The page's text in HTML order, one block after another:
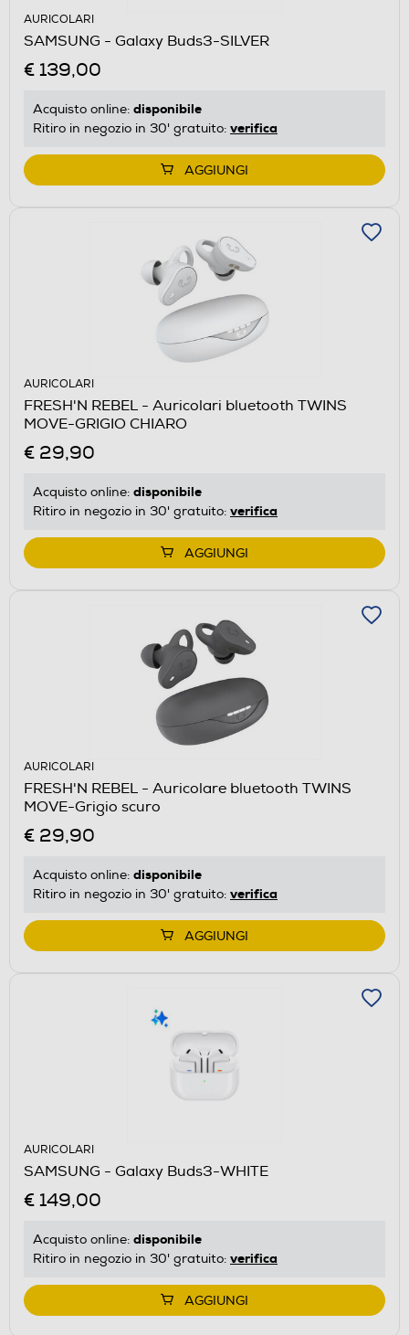
AURICOLARI
SAMSUNG - Galaxy Buds3-SILVER
€ 139,00
Acquisto online: disponibile
Ritiro in negozio in 30' gratuito: verifica
AGGIUNGI
AURICOLARI
FRESH'N REBEL - Auricolari bluetooth TWINS
MOVE-GRIGIO CHIARO
€ 29,90
Acquisto online: disponibile
Ritiro in negozio in 30' gratuito: verifica
AGGIUNGI
AURICOLARI
FRESH'N REBEL - Auricolare bluetooth TWINS
MOVE-Grigio scuro
€ 29,90
Acquisto online: disponibile
Ritiro in negozio in 30' gratuito: verifica
AGGIUNGI
AURICOLARI
SAMSUNG - Galaxy Buds3-WHITE
€ 149,00
Acquisto online: disponibile
Ritiro in negozio in 30' gratuito: verifica
AGGIUNGI